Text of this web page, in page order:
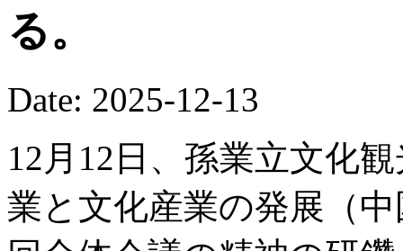
る。
Date: 2025-12-13
12月12日、孫業立文化
業と文化産業の発展（